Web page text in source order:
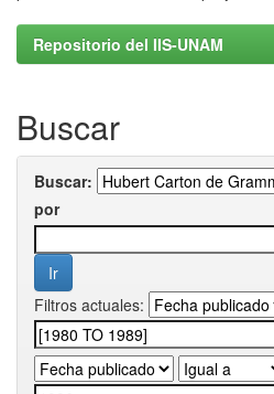
Repositorio del IIS-UNAM
Buscar
Buscar:
por
Filtros actuales: